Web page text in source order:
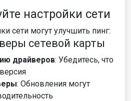
настройки сети
сети могут улучшить пинг:
сетевой карты
драйверов: Убедитесь, что
: Обновления могут